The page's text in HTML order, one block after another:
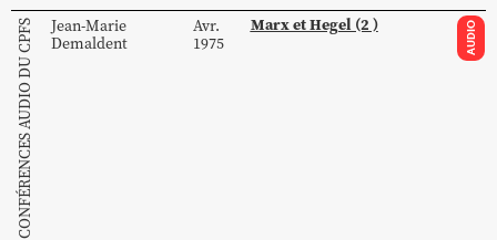
CONFÉRENCES AUDIO DU CPFS
Jean-Marie
Demaldent
Avr.
1975
Marx et Hegel (2 ) AUDIO